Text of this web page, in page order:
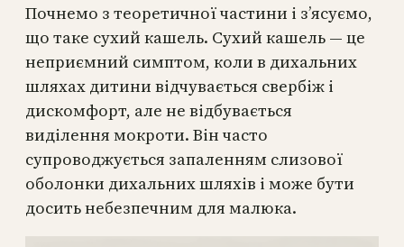
Почнемо з теоретичної частини і з’ясуємо,
що таке сухий кашель. Сухий кашель — це
неприємний симптом, коли в дихальних
шляхах дитини відчувається свербіж і
дискомфорт, але не відбувається
виділення мокроти. Він часто
супроводжується запаленням слизової
оболонки дихальних шляхів і може бути
досить небезпечним для малюка.